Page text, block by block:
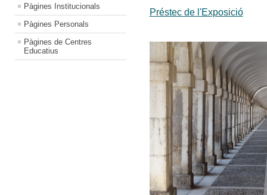
Pàgines Institucionals
Pàgines Personals
Pàgines de Centres
Educatius
Préstec de l'Exposició